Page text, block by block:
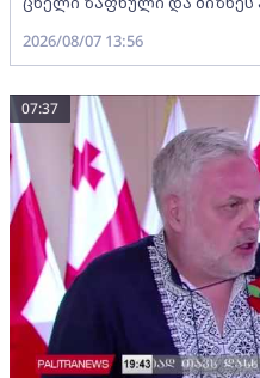
2026/08/07 13:56
07:37